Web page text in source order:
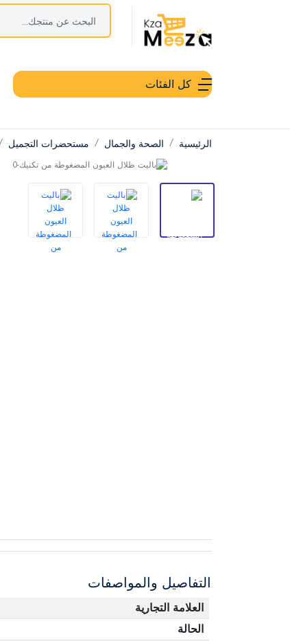
كل الفئات
الرئيسية الصحة والجمال مستحضرات التجميل
التفاصيل والمواصفات
العلامة التجارية
الحالة